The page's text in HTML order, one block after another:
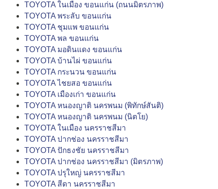
TOYOTA ในเมือง ขอนแก่น (ถนนมิตรภาพ)
TOYOTA พระลับ ขอนแก่น
TOYOTA ชุมแพ ขอนแก่น
TOYOTA พล ขอนแก่น
TOYOTA มอดินแดง ขอนแก่น
TOYOTA บ้านไผ่ ขอนแก่น
TOYOTA กระนวน ขอนแก่น
TOYOTA ไชยสอ ขอนแก่น
TOYOTA เมืองเก่า ขอนแก่น
TOYOTA หนองญาติ นครพนม (พิทักษ์สันติ)
TOYOTA หนองญาติ นครพนม (นิตโย)
TOYOTA ในเมือง นครราชสีมา
TOYOTA ปากช่อง นครราชสีมา
TOYOTA ปักธงชัย นครราชสีมา
TOYOTA ปากช่อง นครราชสีมา (มิตรภาพ)
TOYOTA ปรุใหญ่ นครราชสีมา
TOYOTA สีดา นครราชสีมา